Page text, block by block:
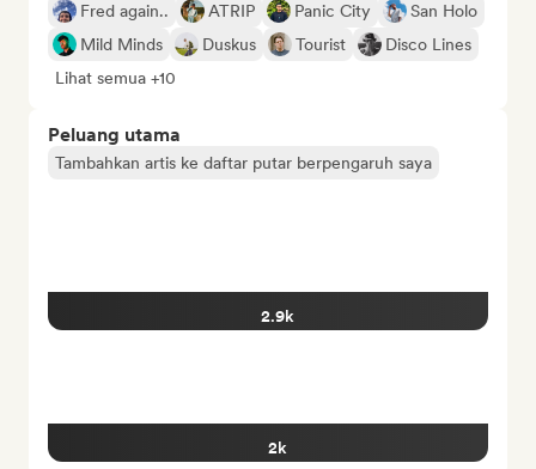
Fred again.. ATRIP Panic City
San Holo
Mild Minds
Duskus Tourist
Disco Lines
Lihat semua +10
Peluang utama
Tambahkan artis ke daftar putar berpengaruh saya
2.9k
2k